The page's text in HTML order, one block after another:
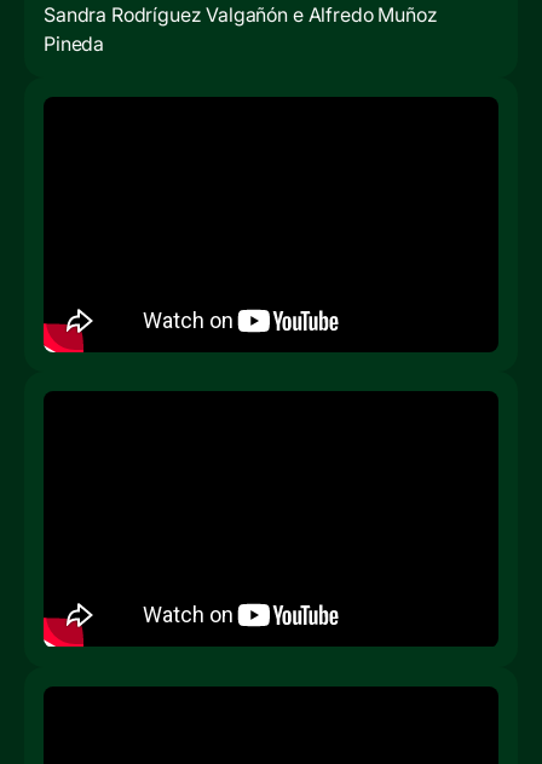
Sandra Rodríguez Valgañón e Alfredo Muñoz
Pineda